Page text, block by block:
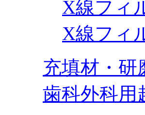
X線フィ
X線フィ
充填材・研
歯科外科用